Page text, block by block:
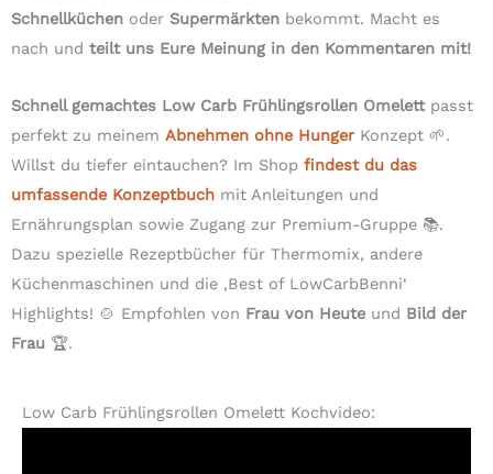
Schnellküchen oder Supermärkten bekommt. Macht es
nach und teilt uns Eure Meinung in den Kommentaren mit!
Schnell gemachtes Low Carb Frühlingsrollen Omelettpasst
perfekt zu meinem Abnehmen ohne HungerKonzept 🌱.
Willst du tiefer eintauchen? Im Shop findest du das
umfassende Konzeptbuch mit Anleitungen und
Ernährungsplan sowie Zugang zur Premium-Gruppe 📚.
Dazu spezielle Rezeptbücher für Thermomix, andere
Küchenmaschinen und die ‚Best of LowCarbBenni‘
Highlights! 🍲 Empfohlen von Frau von Heute und Bild der
Frau 🏆.
Low Carb Frühlingsrollen Omelett Kochvideo: